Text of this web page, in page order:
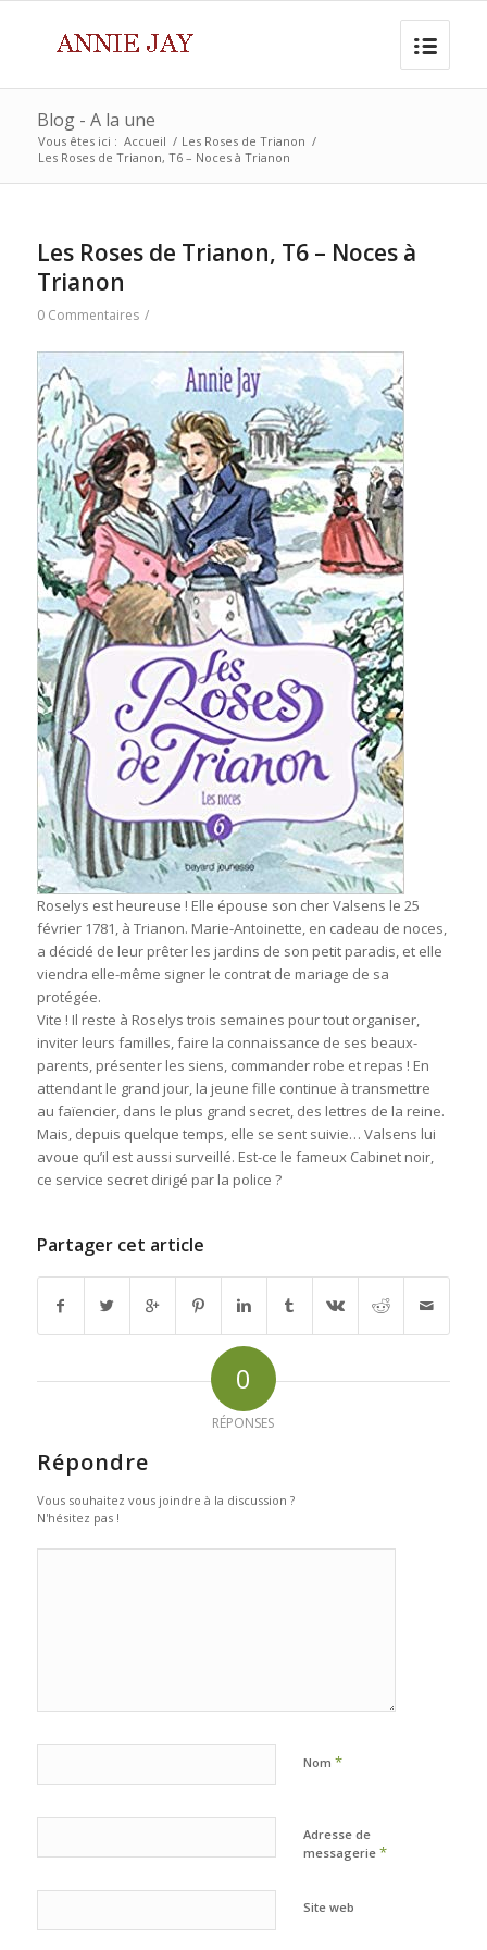
Blog - A la une
Vous êtes ici : Accueil / Les Roses de Trianon /
Les Roses de Trianon, T6 – Noces à Trianon
Les Roses de Trianon, T6 – Noces à
Trianon
0 Commentaires /
Roselys est heureuse ! Elle épouse son cher Valsens le 25
février 1781, à Trianon. Marie-Antoinette, en cadeau de noces,
a décidé de leur prêter les jardins de son petit paradis, et elle
viendra elle-même signer le contrat de mariage de sa
protégée.
Vite ! Il reste à Roselys trois semaines pour tout organiser,
inviter leurs familles, faire la connaissance de ses beaux-
parents, présenter les siens, commander robe et repas ! En
attendant le grand jour, la jeune fille continue à transmettre
au faïencier, dans le plus grand secret, des lettres de la reine.
Mais, depuis quelque temps, elle se sent suivie… Valsens lui
avoue qu’il est aussi surveillé. Est-ce le fameux Cabinet noir,
ce service secret dirigé par la police ?
Partager cet article
0
RÉPONSES
Répondre
Vous souhaitez vous joindre à la discussion ?
N'hésitez pas !
Nom *
Adresse de
messagerie *
Site web